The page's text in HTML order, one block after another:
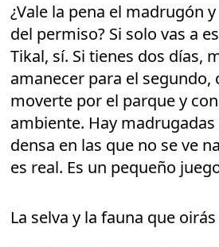
¿Vale la pena el madrugón
del permiso? Si solo vas a
Tikal, sí. Si tienes dos días,
amanecer para el segundo,
moverte por el parque y
ambiente. Hay
densa en las que no se ve
es real. Es un pequeño
La selva y la fauna que